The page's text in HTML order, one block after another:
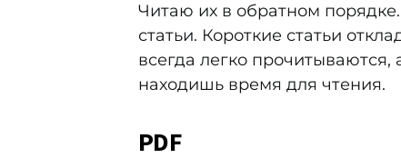
Читаю их в обратном
статьи. Короткие статьи
всегда легко
находишь время для чтения.
PDF